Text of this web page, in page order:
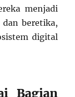
menjadi
dan beretika,
digital
Bagian